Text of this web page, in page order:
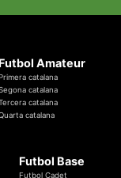
Futbol Amateur
catalana
catalana
catalana
catalana
Futbol Base
Futbol Cadet